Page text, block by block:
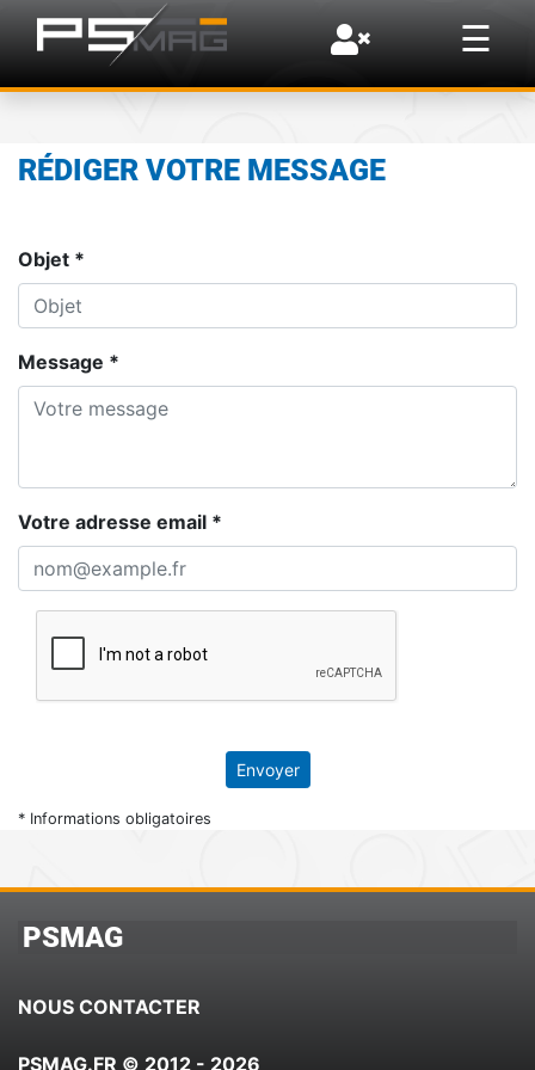
☰
×
RÉDIGER VOTRE MESSAGE
Objet *
Message *
Votre adresse email *
Envoyer
* Informations obligatoires
PSMAG
NOUS CONTACTER
PSMAG.FR © 2012 - 2026